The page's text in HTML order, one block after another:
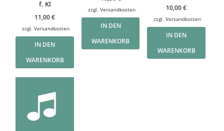
f. Kl
11,00€
zzgl.Versandkosten
IN DEN
WARENKORB
zzgl. Versandkosten
IN DEN
WARENKORB
10,00€
zzgl.Versandkosten
IN DEN
WARENKORB